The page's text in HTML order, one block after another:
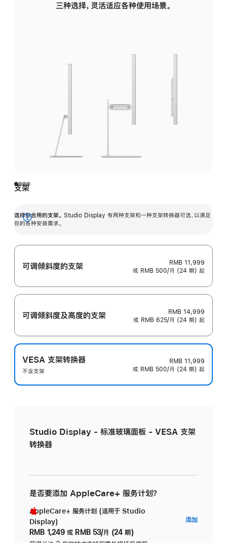
三种选择，灵活适应各种使用场景。
支架
选择你合用的支架。 Studio Display 有两种支架和一种支架转换器可选，以满足
你的各种安装需求。
展
可调倾斜度的支架
RMB 11,999
或 RMB 500/月 (24 期) 起
可调倾斜度及高‍度的支‍架
RMB 14,999
或 RMB 625/月 (24 期) 起
VESA 支架转换器
不含支架
RMB 11,999
或 RMB 500/月 (24 期) 起
Studio Display - 标准玻璃面板 - VESA 支架
转换器
是否要添加 AppleCare+ 服务计划？
AppleCare+ 服务计划 (适用于 Studio
Display)
RMB 1,249 或 RMB 53/月 (24 期)
添加